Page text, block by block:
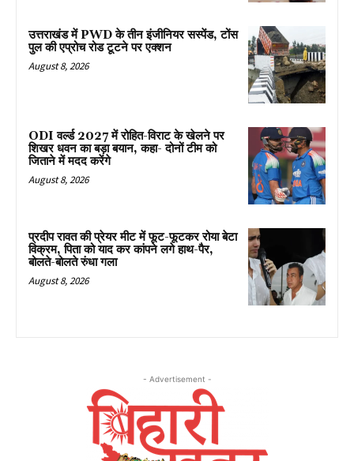
उत्तराखंड में PWD के तीन इंजीनियर सस्पेंड, टोंस
पुल की एप्रोच रोड टूटने पर एक्शन
August 8, 2026
ODI वर्ल्ड 2027 में रोहित-विराट के खेलने पर
शिखर धवन का बड़ा बयान, कहा- दोनों टीम को
जिताने में मदद करेंगे
August 8, 2026
प्रदीप रावत की प्रेयर मीट में फूट-फूटकर रोया बेटा
विक्रम, पिता को याद कर कांपने लगे हाथ-पैर,
बोलते-बोलते रुंधा गला
August 8, 2026
- Advertisement -